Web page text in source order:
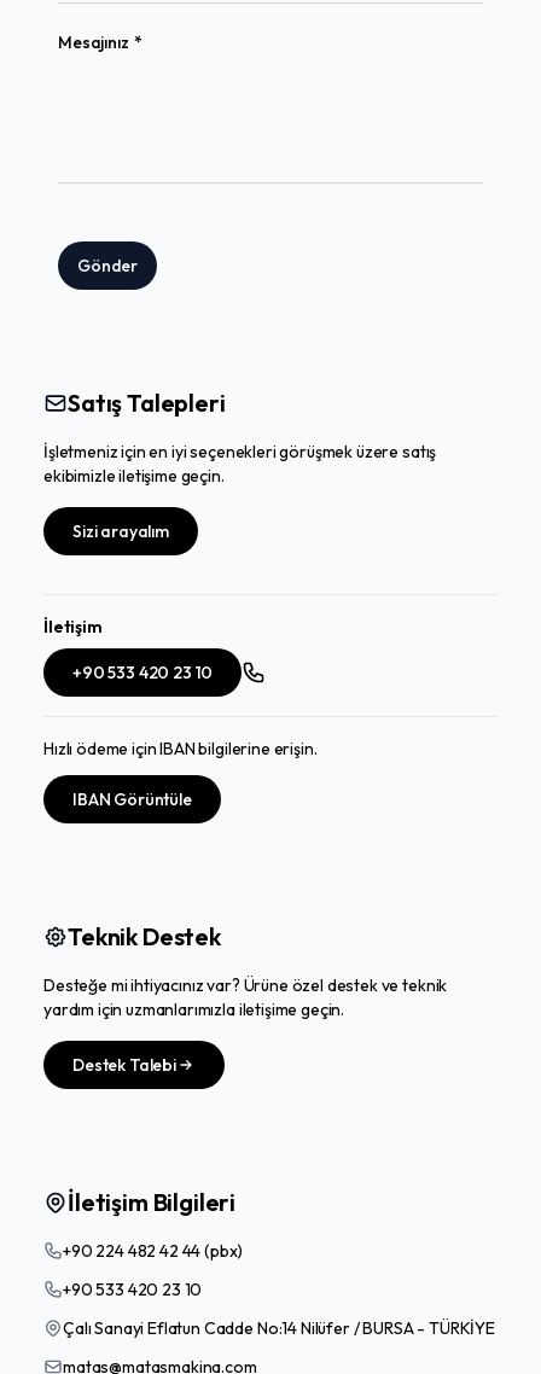
Mesajınız *(required)
Gönder
Satış Talepleri
İşletmeniz için en iyi seçenekleri görüşmek üzere satış
ekibimizle iletişime geçin.
Sizi arayalım
İletişim
+90 533 420 23 10
Hızlı ödeme için IBAN bilgilerine erişin.
IBAN Görüntüle
Teknik Destek
Desteğe mi ihtiyacınız var? Ürüne özel destek ve teknik
yardım için uzmanlarımızla iletişime geçin.
Destek Talebi
İletişim Bilgileri
+90 224 482 42 44 (pbx)
+90 533 420 23 10
Çalı Sanayi Eflatun Cadde No:14 Nilüfer / BURSA - TÜRKİYE
matas@matasmakina.com